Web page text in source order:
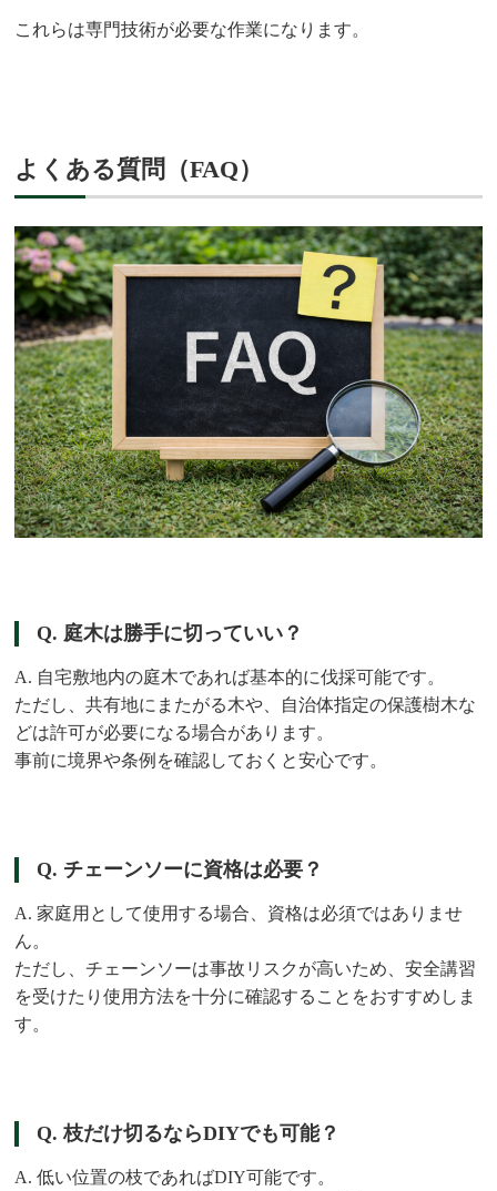
これらは専門技術が必要な作業になります。
よくある質問（FAQ）
Q. 庭木は勝手に切っていい？
A. 自宅敷地内の庭木であれば基本的に伐採可能です。
ただし、共有地にまたがる木や、自治体指定の保護樹木な
どは許可が必要になる場合があります。
事前に境界や条例を確認しておくと安心です。
Q. チェーンソーに資格は必要？
A. 家庭用として使用する場合、資格は必須ではありませ
ん。
ただし、チェーンソーは事故リスクが高いため、安全講習
を受けたり使用方法を十分に確認することをおすすめしま
す。
Q. 枝だけ切るならDIYでも可能？
A. 低い位置の枝であればDIY可能です。